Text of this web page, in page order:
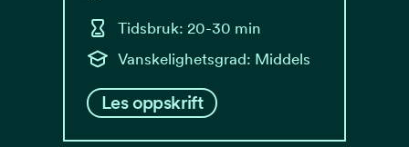
Tidsbruk: 20-30 min
Vanskelighetsgrad: Middels
Les oppskrift